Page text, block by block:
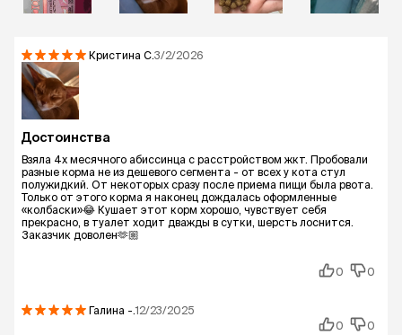
Кристина С. 3/2/2026
Достоинства
Взяла 4х месячного абиссинца с расстройством жкт. Пробовали
разные корма не из дешевого сегмента - от всех у кота стул
полужидкий. От некоторых сразу после приема пищи была рвота.
Только от этого корма я наконец дождалась оформленные
«колбаски»😂 Кушает этот корм хорошо, чувствует себя
прекрасно, в туалет ходит дважды в сутки, шерсть лоснится.
Заказчик доволен🫶🏼
0 0
Галина -.12/23/2025
0
0